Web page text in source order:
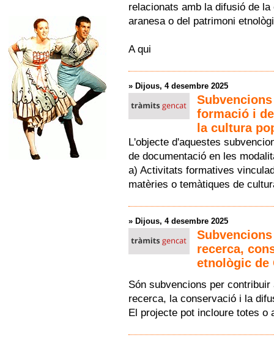
relacionats amb la difusió de
aranesa o del patrimoni
A qui
» Dijous, 4 desembre 2025
formació i
la cultura
L'objecte d'aquestes
de documentació en les
a) Activitats formatives
matèries o temàtiques de
» Dijous, 4 desembre 2025
recerca,
etnològic de
Són subvencions per
recerca, la conservació i la
El projecte pot incloure totes o